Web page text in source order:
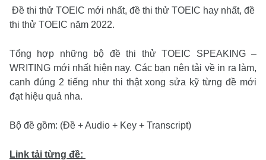
Đề thi thử TOEIC mới nhất, đề thi thử TOEIC hay nhất, đề
thi thử TOEIC năm 2022.
Tổng hợp những bộ đề thi thử TOEIC SPEAKING –
WRITING mới nhất hiện nay. Các bạn nên tải về in ra làm,
canh đúng 2 tiếng như thi thật xong sửa kỹ từng đề mới
đạt hiệu quả nha.
Bộ đề gồm: (Đề + Audio + Key + Transcript)
Link tải từng đề: